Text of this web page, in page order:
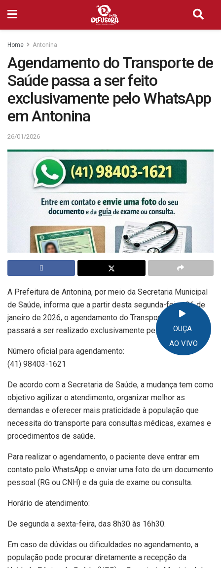
OUÇA
AO VIVO
Home Antonina
Agendamento do Transporte de
Saúde passa a ser feito
exclusivamente pelo WhatsApp
em Antonina
26/01/2026
A Prefeitura de Antonina, por meio da Secretaria Municipal
de Saúde, informa que a partir desta segunda-feira, 26 de
janeiro de 2026, o agendamento do Transporte de Saúde
passará a ser realizado exclusivamente pelo WhatsApp.
Número oficial para agendamento:
(41) 98403-1621
De acordo com a Secretaria de Saúde, a mudança tem como
objetivo agilizar o atendimento, organizar melhor as
demandas e oferecer mais praticidade à população que
necessita do transporte para consultas médicas, exames e
procedimentos de saúde.
Para realizar o agendamento, o paciente deve entrar em
contato pelo WhatsApp e enviar uma foto de um documento
pessoal (RG ou CNH) e da guia de exame ou consulta.
Horário de atendimento:
De segunda a sexta-feira, das 8h30 às 16h30.
Em caso de dúvidas ou dificuldades no agendamento, a
população pode procurar diretamente a recepção da